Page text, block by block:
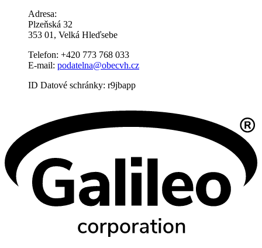
Adresa:
Plzeňská 32
353 01, Velká Hleďsebe
Telefon: +420 773 768 033
E-mail: podatelna@obecvh.cz
ID Datové schránky: r9jbapp